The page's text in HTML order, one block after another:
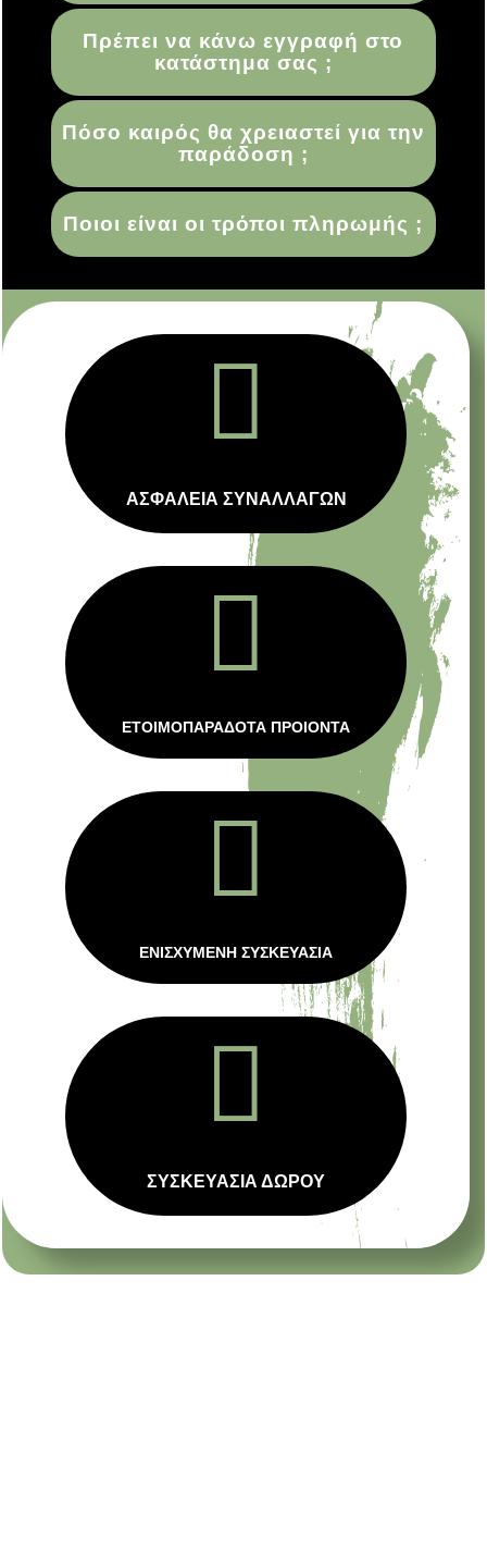
Πρέπει να κάνω εγγραφή στο
κατάστημα σας ;
Πόσο καιρός θα χρειαστεί για την
παράδοση ;
Ποιοι είναι οι τρόποι πληρωμής ;

ΑΣΦΑΛΕΙΑ ΣΥΝΑΛΛΑΓΩΝ

ΕΤΟΙΜΟΠΑΡΑΔΟΤΑ ΠΡΟΙΟΝΤΑ

ΕΝΙΣΧΥΜΕΝΗ ΣΥΣΚΕΥΑΣΙΑ

ΣΥΣΚΕΥΑΣΙΑ ΔΩΡΟΥ